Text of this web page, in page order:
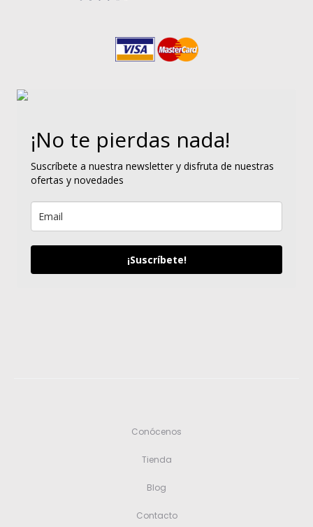
¡No te pierdas nada!
Suscríbete a nuestra newsletter y disfruta de nuestras
ofertas y novedades
¡Suscríbete!
Conócenos
Tienda
Blog
Contacto